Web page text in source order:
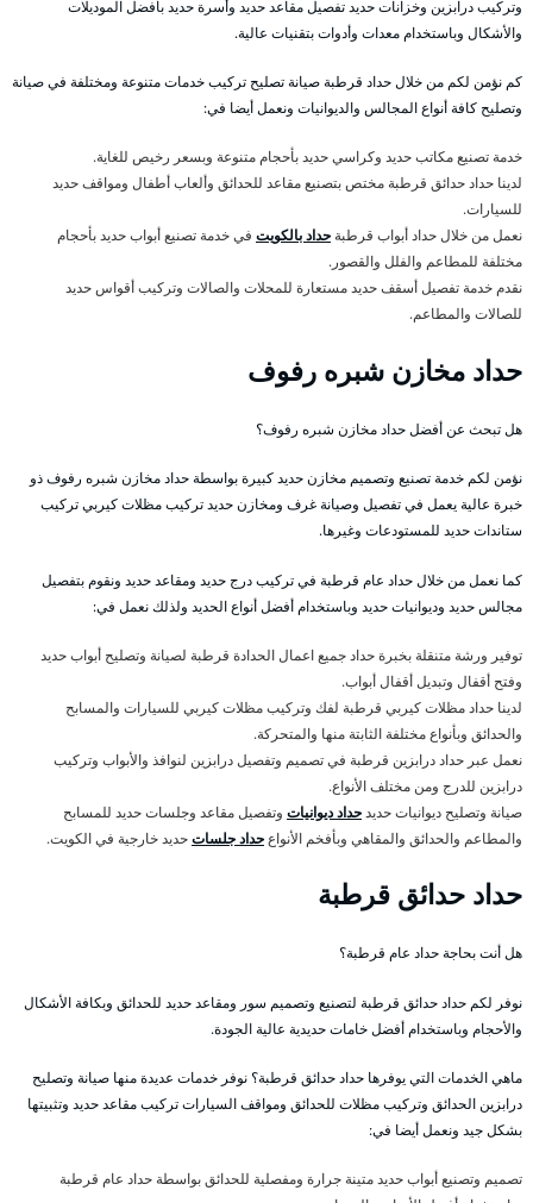
وتركيب درابزين وخزانات حديد تفصيل مقاعد حديد وأسرة حديد بأفضل الموديلات
والأشكال وباستخدام معدات وأدوات بتقنيات عالية.
كم نؤمن لكم من خلال حداد قرطبة صيانة تصليح تركيب خدمات متنوعة ومختلفة في صيانة
وتصليح كافة أنواع المجالس والديوانيات ونعمل أيضا في:
خدمة تصنيع مكاتب حديد وكراسي حديد بأحجام متنوعة وبسعر رخيص للغاية.
لدينا حداد حدائق قرطبة مختص بتصنيع مقاعد للحدائق وألعاب أطفال ومواقف حديد
للسيارات.
نعمل من خلال حداد أبواب قرطبة حداد بالكويت في خدمة تصنيع أبواب حديد بأحجام
مختلفة للمطاعم والفلل والقصور.
نقدم خدمة تفصيل أسقف حديد مستعارة للمحلات والصالات وتركيب أقواس حديد
للصالات والمطاعم.
حداد مخازن شبره رفوف
هل تبحث عن أفضل حداد مخازن شبره رفوف؟
نؤمن لكم خدمة تصنيع وتصميم مخازن حديد كبيرة بواسطة حداد مخازن شبره رفوف ذو
خبرة عالية يعمل في تفصيل وصيانة غرف ومخازن حديد تركيب مظلات كيربي تركيب
ستاندات حديد للمستودعات وغيرها.
كما نعمل من خلال حداد عام قرطبة في تركيب درج حديد ومقاعد حديد ونقوم بتفصيل
مجالس حديد وديوانيات حديد وباستخدام أفضل أنواع الحديد ولذلك نعمل في:
توفير ورشة متنقلة بخبرة حداد جميع اعمال الحدادة قرطبة لصيانة وتصليح أبواب حديد
وفتح أقفال وتبديل أقفال أبواب.
لدينا حداد مظلات كيربي قرطبة لفك وتركيب مظلات كيربي للسيارات والمسابح
والحدائق وبأنواع مختلفة الثابتة منها والمتحركة.
نعمل عبر حداد درابزين قرطبة في تصميم وتفصيل درابزين لنوافذ والأبواب وتركيب
درابزين للدرج ومن مختلف الأنواع.
صيانة وتصليح ديوانيات حديدحداد ديوانيات وتفصيل مقاعد وجلسات حديد للمسابح
والمطاعم والحدائق والمقاهي وبأفخم الأنواعحداد جلساتحديد خارجية في الكويت.
حداد حدائق قرطبة
هل أنت بحاجة حداد عام قرطبة؟
نوفر لكم حداد حدائق قرطبة لتصنيع وتصميم سور ومقاعد حديد للحدائق وبكافة الأشكال
والأحجام وباستخدام أفضل خامات حديدية عالية الجودة.
ماهي الخدمات التي يوفرها حداد حدائق قرطبة؟ نوفر خدمات عديدة منها صيانة وتصليح
درابزين الحدائق وتركيب مظلات للحدائق ومواقف السيارات تركيب مقاعد حديد وتثبيتها
بشكل جيد ونعمل أيضا في:
تصميم وتصنيع أبواب حديد متينة جرارة ومفصلية للحدائق بواسطة حداد عام قرطبة